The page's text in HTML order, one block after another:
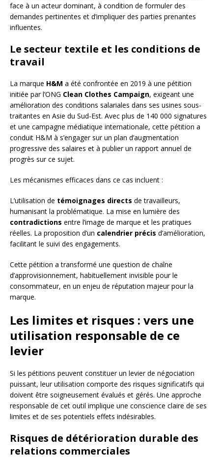
face à un acteur dominant, à condition de formuler des
demandes pertinentes et d’impliquer des parties prenantes
influentes.
Le secteur textile et les conditions de
travail
La marque H&M a été confrontée en 2019 à une pétition
initiée par l’ONG Clean Clothes Campaign, exigeant une
amélioration des conditions salariales dans ses usines sous-
traitantes en Asie du Sud-Est. Avec plus de 140 000 signatures
et une campagne médiatique internationale, cette pétition a
conduit H&M à s’engager sur un plan d’augmentation
progressive des salaires et à publier un rapport annuel de
progrès sur ce sujet.
Les mécanismes efficaces dans ce cas incluent :
L’utilisation de témoignages directs de travailleurs,
humanisant la problématique. La mise en lumière des
contradictions entre l’image de marque et les pratiques
réelles. La proposition d’un calendrier précis d’amélioration,
facilitant le suivi des engagements.
Cette pétition a transformé une question de chaîne
d’approvisionnement, habituellement invisible pour le
consommateur, en un enjeu de réputation majeur pour la
marque.
Les limites et risques : vers une
utilisation responsable de ce
levier
Si les pétitions peuvent constituer un levier de négociation
puissant, leur utilisation comporte des risques significatifs qui
doivent être soigneusement évalués et gérés. Une approche
responsable de cet outil implique une conscience claire de ses
limites et de ses potentiels effets indésirables.
Risques de détérioration durable des
relations commerciales